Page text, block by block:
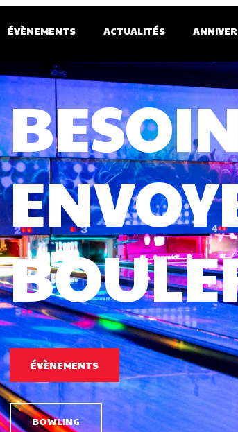
ÉVÈNEMENTS ACTUALITÉS
LASER
ET SI
DANS
LE LASER GAME